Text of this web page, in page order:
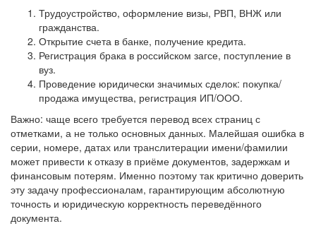
Трудоустройство, оформление визы, РВП, ВНЖ или
гражданства.
Открытие счета в банке, получение кредита.
Регистрация брака в российском загсе, поступление в
вуз.
Проведение юридически значимых сделок: покупка/
продажа имущества, регистрация ИП/ООО.
Важно: чаще всего требуется перевод всех страниц с
отметками, а не только основных данных. Малейшая ошибка в
серии, номере, датах или транслитерации имени/фамилии
может привести к отказу в приёме документов, задержкам и
финансовым потерям. Именно поэтому так критично доверить
эту задачу профессионалам, гарантирующим абсолютную
точность и юридическую корректность переведённого
документа.